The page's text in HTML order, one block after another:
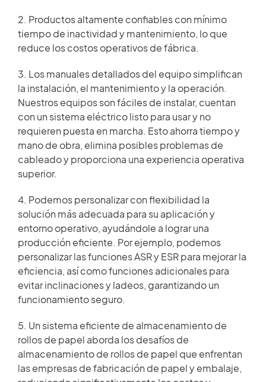
CONTÁCTENOS
2. Productos altamente confiables con mínimo
tiempo de inactividad y mantenimiento, lo que
reduce los costos operativos de fábrica.
3. Los manuales detallados del equipo simplifican
la instalación, el mantenimiento y la operación.
Nuestros equipos son fáciles de instalar, cuentan
con un sistema eléctrico listo para usar y no
requieren puesta en marcha. Esto ahorra tiempo y
mano de obra, elimina posibles problemas de
cableado y proporciona una experiencia operativa
superior.
4. Podemos personalizar con flexibilidad la
solución más adecuada para su aplicación y
entorno operativo, ayudándole a lograr una
producción eficiente. Por ejemplo, podemos
personalizar las funciones ASR y ESR para mejorar la
eficiencia, así como funciones adicionales para
evitar inclinaciones y ladeos, garantizando un
funcionamiento seguro.
5. Un sistema eficiente de almacenamiento de
rollos de papel aborda los desafíos de
almacenamiento de rollos de papel que enfrentan
las empresas de fabricación de papel y embalaje,